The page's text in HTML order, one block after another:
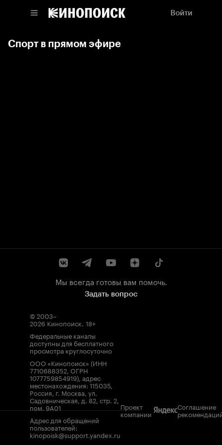
Войти
Спорт в прямом эфире
Мы всегда готовы вам помочь.
Задать вопрос
© 2003–
2026 Кинопоиск. 18+
Федеральные каналы
доступны для бесплатного
просмотра круглосуточно
ООО «Кинопоиск» (ИНН
7710688352, ОГРН
1077759854919), адрес
местонахождения: 115035,
Россия, г. Москва, ул.
Садовническая, д. 82, стр. 2,
пом. 9А01
Адрес для обращений
пользователей:
kinopoisk@support.yandex.ru
Проект
компании
Соглашение